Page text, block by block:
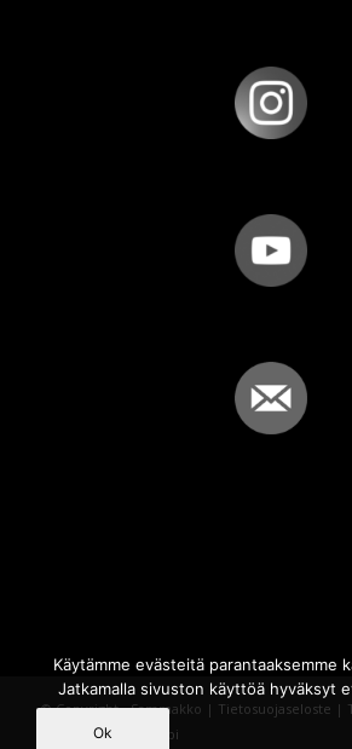
© Copyright - Sammakko | Tietosuojaseloste |
Powered by
iQWebbi
Käytämme evästeitä parantaaksemme
Jatkamalla sivuston käyttöä hyväksyt
Ok